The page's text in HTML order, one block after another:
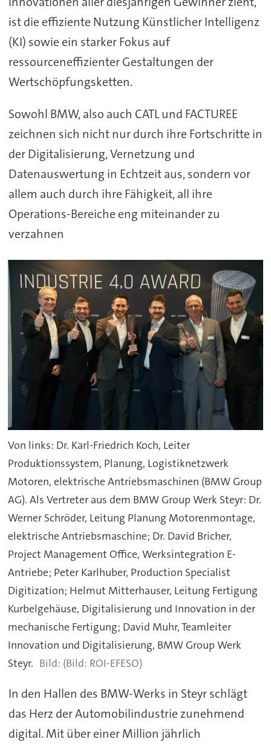
ist die effiziente Nutzung Künstlicher Intelligenz
(KI) sowie ein starker Fokus auf
ressourceneffizienter Gestaltungen der
Wertschöpfungsketten.
Sowohl BMW, also auch CATL und FACTUREE
zeichnen sich nicht nur durch ihre Fortschritte in
der Digitalisierung, Vernetzung und
Datenauswertung in Echtzeit aus, sondern vor
allem auch durch ihre Fähigkeit, all ihre
Operations-Bereiche eng miteinander zu
verzahnen
Von links: Dr. Karl-Friedrich Koch, Leiter
Produktionssystem, Planung, Logistiknetzwerk
Motoren, elektrische Antriebsmaschinen (BMW Group
AG). Als Vertreter aus dem BMW Group Werk Steyr: Dr.
Werner Schröder, Leitung Planung Motorenmontage,
elektrische Antriebsmaschine; Dr. David Bricher,
Project Management Office, Werksintegration E-
Antriebe; Peter Karlhuber, Production Specialist
Digitization; Helmut Mitterhauser, Leitung Fertigung
Kurbelgehäuse, Digitalisierung und Innovation in der
mechanische Fertigung; David Muhr, Teamleiter
Innovation und Digitalisierung, BMW Group Werk
Steyr.
(Bild: ROI-EFESO)
In den Hallen des BMW-Werks in Steyr schlägt
das Herz der Automobilindustrie zunehmend
digital. Mit über einer Million jährlich